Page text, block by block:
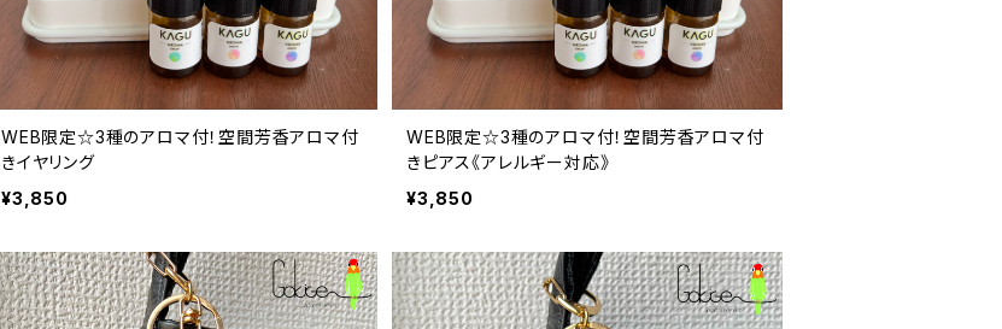
WEB限定☆3種のアロマ付！空間芳香アロマ付
きイヤリング
¥3,850
WEB限定☆3種のアロマ付！空間芳香アロマ付
きピアス《アレルギー対応》
¥3,850